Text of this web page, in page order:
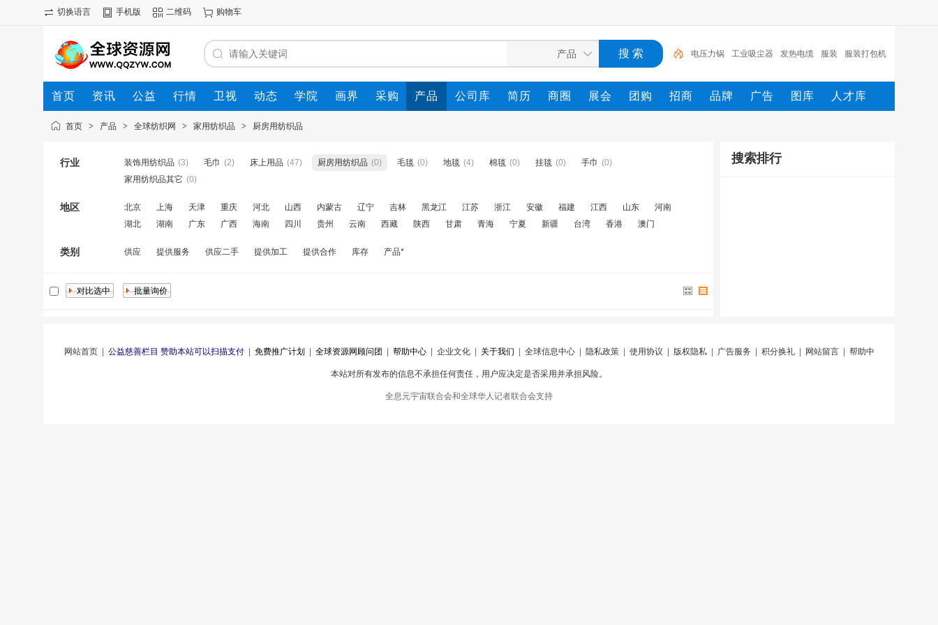
切换语言 手机版 二维码 购物车
电压力锅 工业吸尘器 发热电缆 服装 服装打包机
服务/ 工具 家用电器 电焊机 服务
首页 资讯 公益 行情 卫视 动态 学院 画界 采购 产品 公司库 简历 商圈 展会 团购 招商 品牌 广告 图库 人才库
首页 > 产品 > 全球纺织网 > 家用纺织品 > 厨房用纺织品
行业 装饰用纺织品 (3) 毛巾 (2) 床上用品 (47) 厨房用纺织品 (0) 毛毯 (0) 地毯 (4) 棉毯 (0) 挂毯 (0) 手巾 (0)
家用纺织品其它 (0)
地区 北京 上海 天津 重庆 河北 山西 内蒙古 辽宁 吉林 黑龙江 江苏 浙江 安徽 福建 江西 山东
河南
湖北
湖南 广东 广西 海南 四川 贵州 云南 西藏 陕西 甘肃 青海 宁夏 新疆 台湾 香港 澳门
类别 供应 提供服务 供应二手 提供加工 提供合作 库存 产品*
搜索排行
网站首页| 公益慈善栏目 赞助本站可以扫描支付| 免费推广计划 全球资源网顾问团 帮助中心| 企业文化| 关于我们 全球信息中心| 隐私政策| 使用协议 版权隐私| 广告服务 积分换礼| 网站留言| 帮助中
心|违规举报
本站对所有发布的信息不承担任何责任，用户应决定是否采用并承担风险。
全息元宇宙联合会和全球华人记者联合会支持